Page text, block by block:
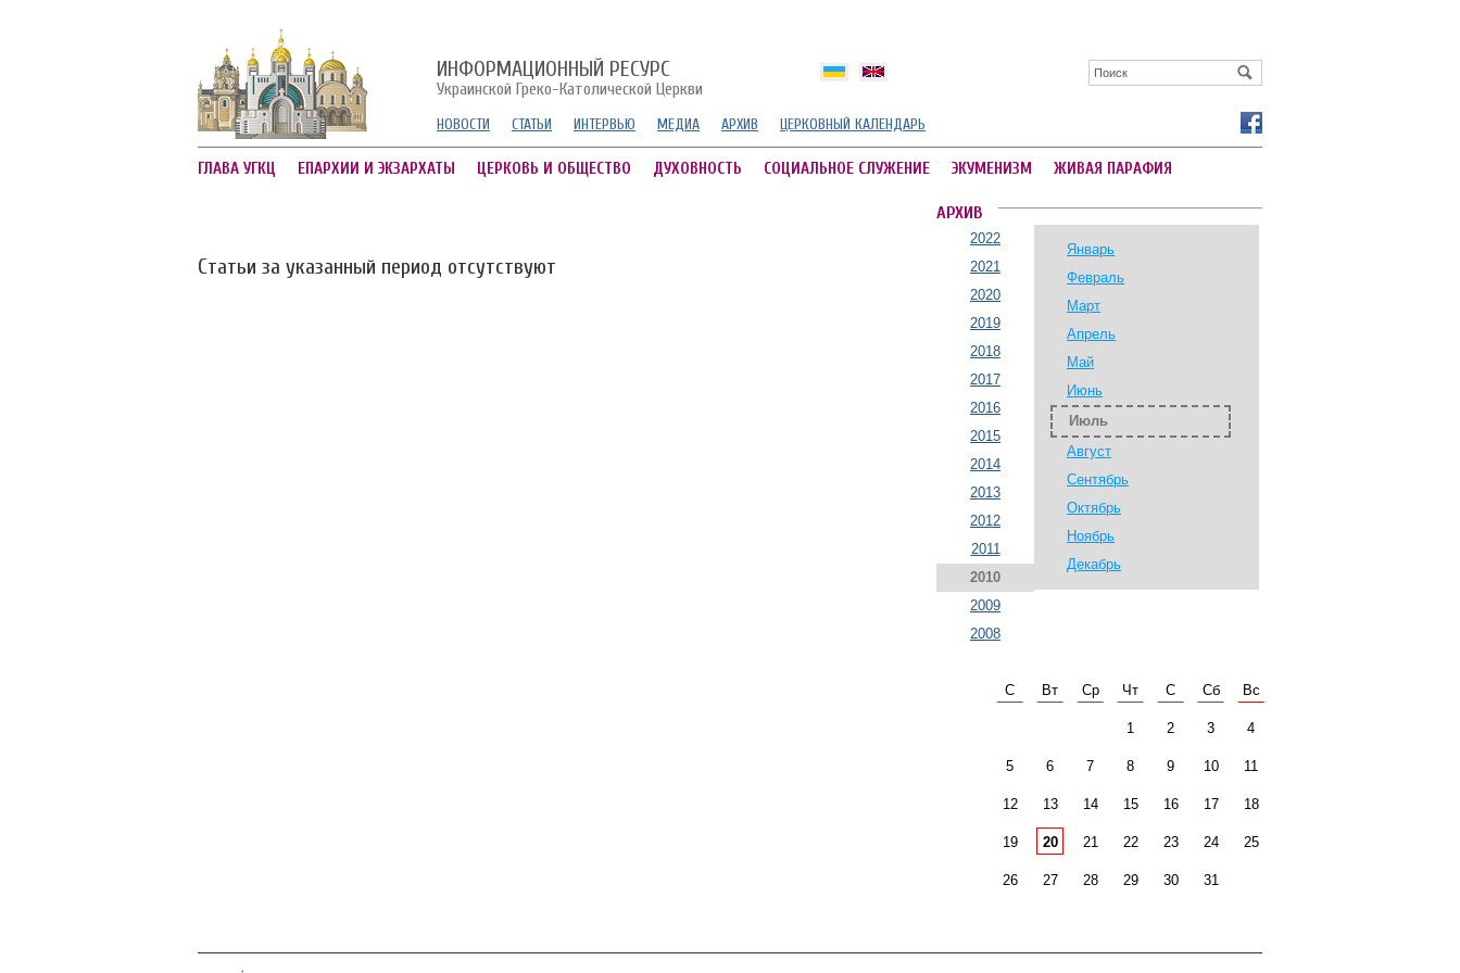
ИНФОРМАЦИОННЫЙ РЕСУРС
Украинской Греко-Католической Церкви
НОВОСТИ СТАТЬИ ИНТЕРВЬЮ МЕДИА АРХИВ ЦЕРКОВНЫЙ КАЛЕНДАРЬ
ГЛАВА УГКЦ ЕПАРХИИ И ЭКЗАРХАТЫ ЦЕРКОВЬ И ОБЩЕСТВО ДУХОВНОСТЬ СОЦИАЛЬНОЕ СЛУЖЕНИЕ ЭКУМЕНИЗМ ЖИВАЯ ПАРАФИЯ
Статьи за указанный период отсутствуют
АРХИВ
2022
2021
2020
2019
2018
2017
2016
2015
2014
2013
2012
2011
2010
2009
2008
Январь
Февраль
Март
Апрель
Май
Июнь
Июль
Август
Сентябрь
Октябрь
Ноябрь
Декабрь
С Вт Ср Чт С Сб Вс
1 2 3 4
5 6 7 8 9 10 11
12 13 14 15 16 17 18
19 20 21 22 23 24 25
26 27 28 29 30 31